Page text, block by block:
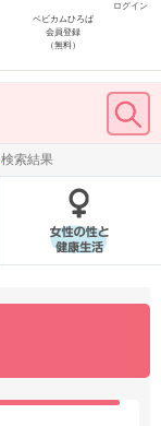
ログイン
ベビカムひろば
会員登録
（無料）
検索結果